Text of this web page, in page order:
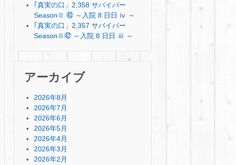
｢真実の口」2,358 サバイバー
SeasonⅡ ㊸ ～入院 8 日日 ⅳ ～
｢真実の口」2,357 サバイバー
SeasonⅡ㊷ ～入院 8 日日 ⅲ ～
アーカイブ
2026年8月
2026年7月
2026年6月
2026年5月
2026年4月
2026年3月
2026年2月